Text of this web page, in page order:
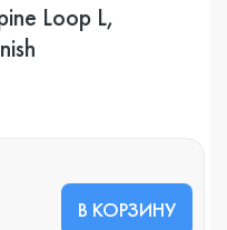
Loop L,
В КОРЗИНУ